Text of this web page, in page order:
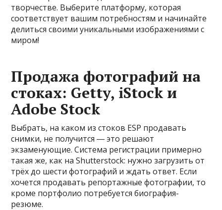
творчестве. Выберите платформу, которая
соответствует вашим потребностям и начинайте
делиться своими уникальными изображениями с
миром!
Продажа фотографий на
стоках: Getty, iStock и
Adobe Stock
Выбрать, на каком из стоков ESP продавать
снимки, не получится ― это решают
экзаменующие. Система регистрации примерно
такая же, как на Shutterstock: нужно загрузить от
трёх до шести фотографий и ждать ответ. Если
хочется продавать репортажные фотографии, то
кроме портфолио потребуется биография-
резюме.